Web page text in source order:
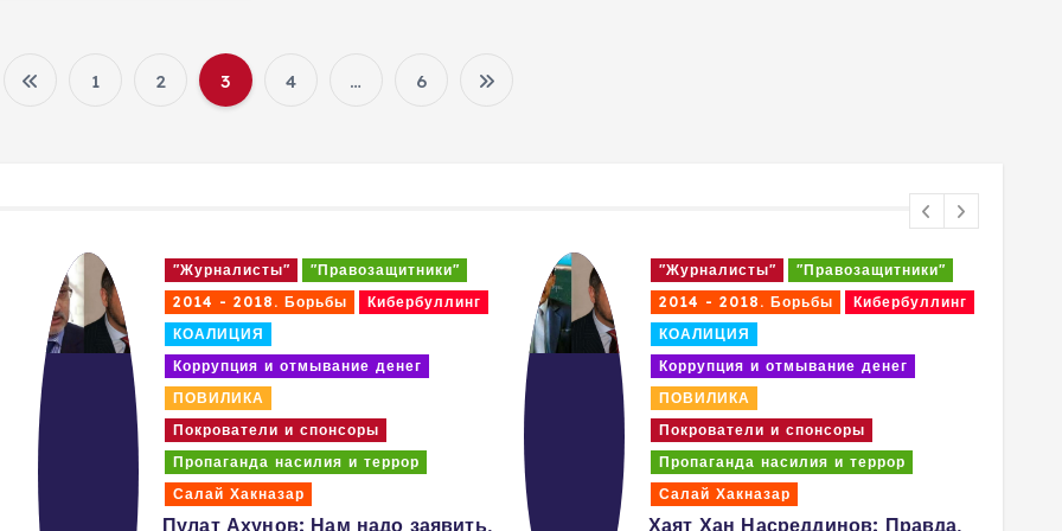
s
t
s
p
a
1 2 3 4 … 6
Кибербуллинг
заявить,
"Журналисты"
"Правозащитники"
2014 - 2018. Борьбы
Кибербуллинг
Коррупция и отмывание денег
Покрователи и спонсоры
Пропаганда насилия и террор
Салай Хакназар
Хаят Хан Насреддинов: Правда,
"Журналистлар"
"Ҳуқуқ
2014 - 2018 йиллар кураши
Кир пуллар ва коррупция
Раҳнамолар ва ҳомийлар
САЛАЙ ҲАҚНАЗАР
Салай Мадаминов
давлат тўнтариши уюштириш